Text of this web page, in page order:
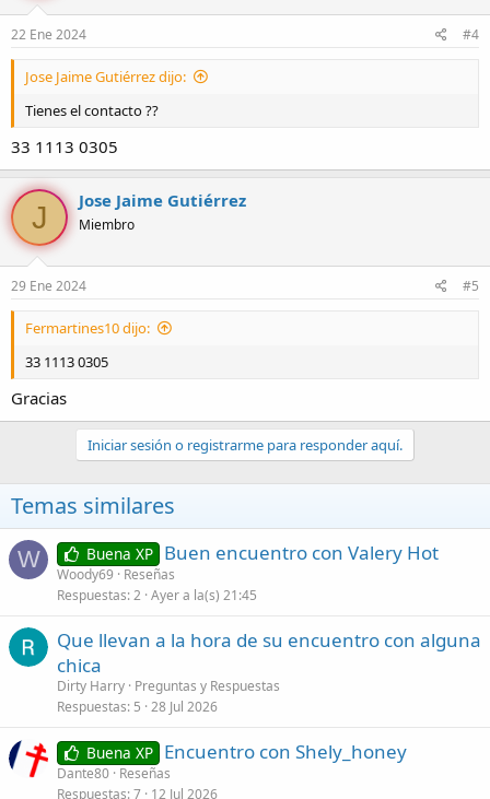
22 Ene 2024 #4
Jose Jaime Gutiérrez dijo:
Tienes el contacto ??
33 1113 0305
J Jose Jaime Gutiérrez
Miembro
29 Ene 2024 #5
Fermartines10 dijo:
33 1113 0305
Gracias
Iniciar sesión o registrarme para responder aquí.
Temas similares
W Buena XP Buen encuentro con Valery Hot
Woody69
Reseñas
Respuestas 2 Ayer a la(s) 21:45
Que llevan a la hora de su encuentro con alguna
chica
Dirty Harry Preguntas y Respuestas
Respuestas 5 28 Jul 2026
Buena XP Encuentro con Shely_honey
Dante80 Reseñas
Respuestas 7 12 Jul 2026